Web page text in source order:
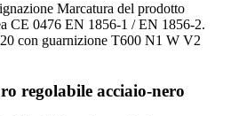
Marcatura del prodotto
CE 0476 EN 1856-1 / EN 1856-2.
con guarnizione T600 N1 W V2
regolabile acciaio-nero